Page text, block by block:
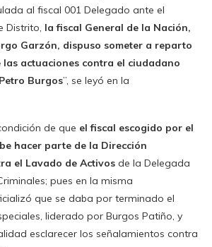
al fiscal 001 Delegado ante el
Distrito, la fiscal General de la Nación,
Garzón, dispuso someter a reparto
las actuaciones contra el ciudadano
Burgos”, se leyó en la
de que el fiscal escogido por el
hacer parte de la Dirección
el Lavado de Activos de la Delegada
pues en la misma
que se daba por terminado el
liderado por Burgos Patiño, y
esclarecer los señalamientos contra